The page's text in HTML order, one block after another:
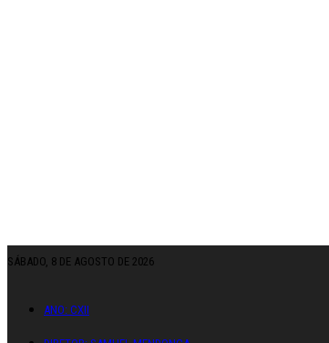
SÁBADO, 8 DE AGOSTO DE 2026
ANO: CXII